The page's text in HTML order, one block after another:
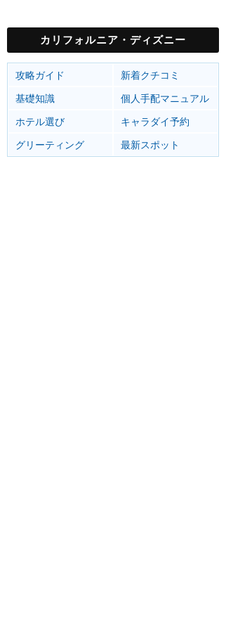
カリフォルニア・ディズニー
攻略ガイド
新着クチコミ
基礎知識
個人手配マニュアル
ホテル選び
キャラダイ予約
グリーティング
最新スポット